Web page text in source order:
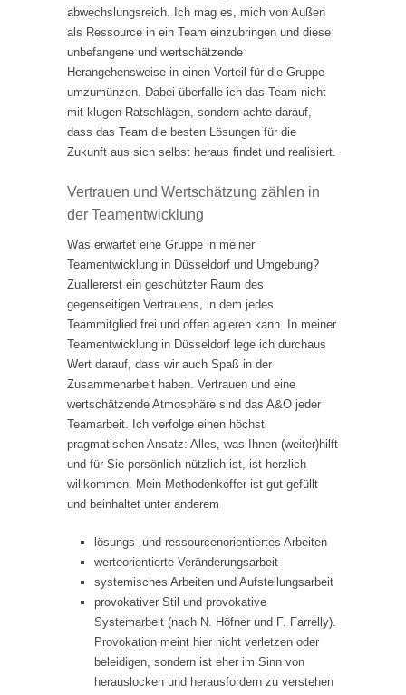
abwechslungsreich. Ich mag es, mich von Außen
als Ressource in ein Team einzubringen und diese
unbefangene und wertschätzende
Herangehensweise in einen Vorteil für die Gruppe
umzumünzen. Dabei überfalle ich das Team nicht
mit klugen Ratschlägen, sondern achte darauf,
dass das Team die besten Lösungen für die
Zukunft aus sich selbst heraus findet und realisiert.
Vertrauen und Wertschätzung zählen in
der Teamentwicklung
Was erwartet eine Gruppe in meiner
Teamentwicklung in Düsseldorf und Umgebung?
Zuallererst ein geschützter Raum des
gegenseitigen Vertrauens, in dem jedes
Teammitglied frei und offen agieren kann. In meiner
Teamentwicklung in Düsseldorf lege ich durchaus
Wert darauf, dass wir auch Spaß in der
Zusammenarbeit haben. Vertrauen und eine
wertschätzende Atmosphäre sind das A&O jeder
Teamarbeit. Ich verfolge einen höchst
pragmatischen Ansatz: Alles, was Ihnen (weiter)hilft
und für Sie persönlich nützlich ist, ist herzlich
willkommen. Mein Methodenkoffer ist gut gefüllt
und beinhaltet unter anderem
lösungs- und ressourcenorientiertes Arbeiten
werteorientierte Veränderungsarbeit
systemisches Arbeiten und Aufstellungsarbeit
provokativer Stil und provokative
Systemarbeit (nach N. Höfner und F. Farrelly).
Provokation meint hier nicht verletzen oder
beleidigen, sondern ist eher im Sinn von
herauslocken und herausfordern zu verstehen